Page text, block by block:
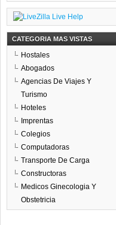
CATEGORIA MAS VISTAS
Hostales
Abogados
Agencias De Viajes Y
Turismo
Hoteles
Imprentas
Colegios
Computadoras
Transporte De Carga
Constructoras
Medicos Ginecologia Y
Obstetricia